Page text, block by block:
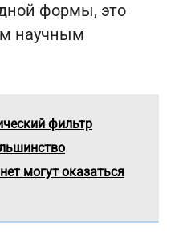
формы, это
научным
фильтр
могут оказаться